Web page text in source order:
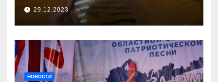
29.12.2023
НОВОСТИ